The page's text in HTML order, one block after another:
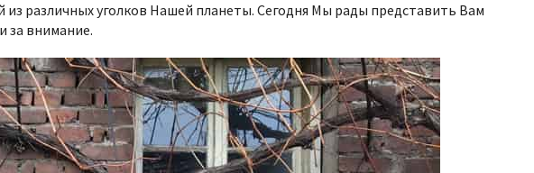
различных уголков Нашей планеты. Сегодня Мы рады представить Вам
за внимание.